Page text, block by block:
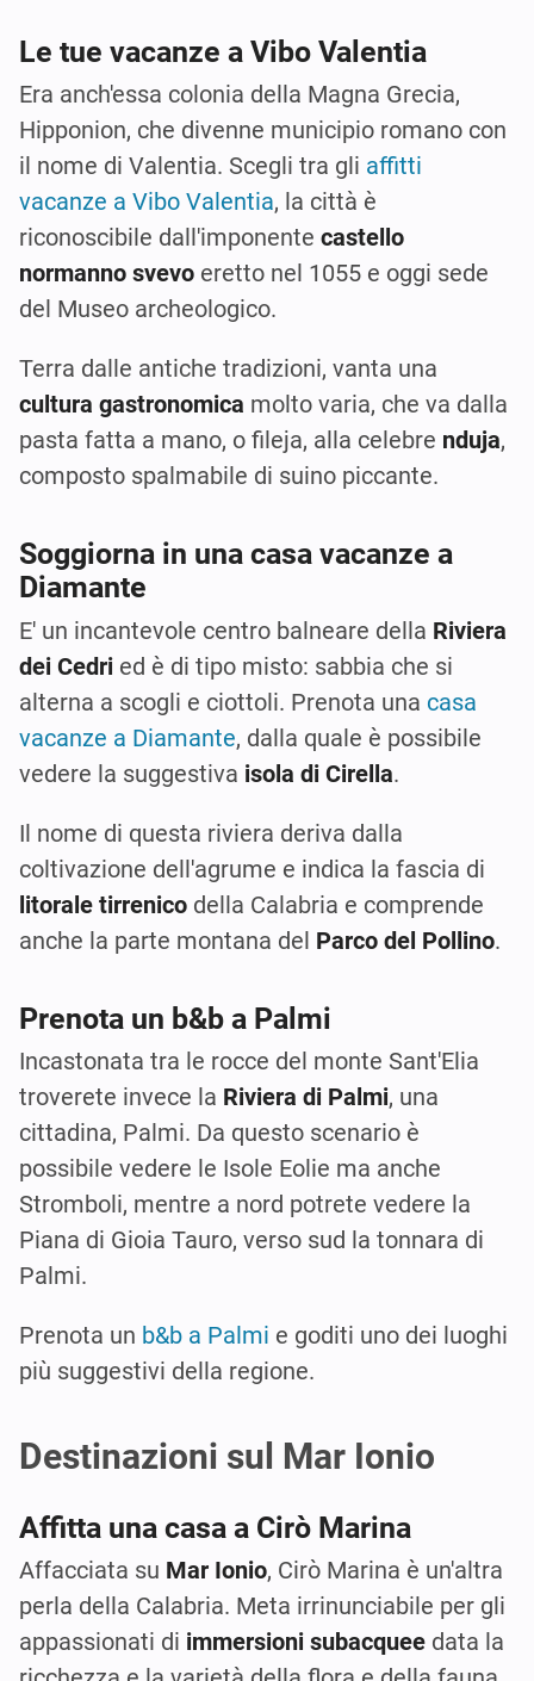
Le tue vacanze a Vibo Valentia
Era anch'essa colonia della Magna Grecia,
Hipponion, che divenne municipio romano con
il nome di Valentia. Scegli tra gli affitti
vacanze a Vibo Valentia, la città è
riconoscibile dall'imponente castello
normanno svevo eretto nel 1055 e oggi sede
del Museo archeologico.
Terra dalle antiche tradizioni, vanta una
cultura gastronomica molto varia, che va dalla
pasta fatta a mano, o fileja, alla celebre nduja,
composto spalmabile di suino piccante.
Soggiorna in una casa vacanze a
Diamante
E' un incantevole centro balneare della Riviera
dei Cedri ed è di tipo misto: sabbia che si
alterna a scogli e ciottoli. Prenota una casa
vacanze a Diamante, dalla quale è possibile
vedere la suggestiva isola di Cirella.
Il nome di questa riviera deriva dalla
coltivazione dell'agrume e indica la fascia di
litorale tirrenico della Calabria e comprende
anche la parte montana del Parco del Pollino.
Prenota un b&b a Palmi
Incastonata tra le rocce del monte Sant'Elia
troverete invece la Riviera di Palmi, una
cittadina, Palmi. Da questo scenario è
possibile vedere le Isole Eolie ma anche
Stromboli, mentre a nord potrete vedere la
Piana di Gioia Tauro, verso sud la tonnara di
Palmi.
Prenota un b&b a Palmi e goditi uno dei luoghi
più suggestivi della regione.
Destinazioni sul Mar Ionio
Affitta una casa a Cirò Marina
Affacciata su Mar Ionio, Cirò Marina è un'altra
perla della Calabria. Meta irrinunciabile per gli
appassionati di immersioni subacquee data la